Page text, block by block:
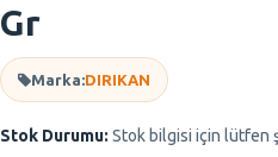
Gr
Marka:DIRIKAN
Stok Durumu: Stok bilgisi için lütfen